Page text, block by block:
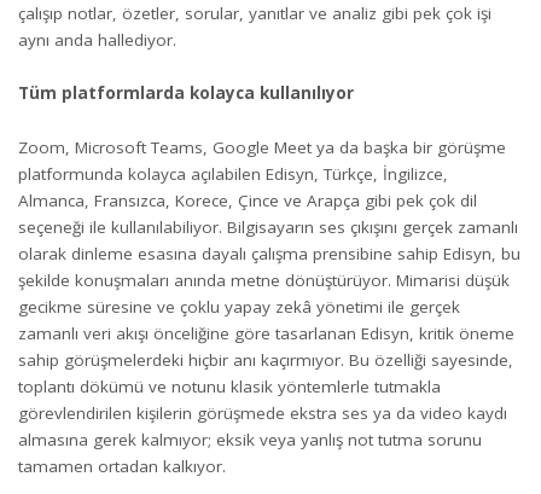
çalışıp notlar, özetler, sorular, yanıtlar ve analiz gibi pek çok işi
aynı anda hallediyor.
Tüm platformlarda kolayca kullanılıyor
Zoom, Microsoft Teams, Google Meet ya da başka bir görüşme
platformunda kolayca açılabilen Edisyn, Türkçe, İngilizce,
Almanca, Fransızca, Korece, Çince ve Arapça gibi pek çok dil
seçeneği ile kullanılabiliyor. Bilgisayarın ses çıkışını gerçek zamanlı
olarak dinleme esasına dayalı çalışma prensibine sahip Edisyn, bu
şekilde konuşmaları anında metne dönüştürüyor. Mimarisi düşük
gecikme süresine ve çoklu yapay zekâ yönetimi ile gerçek
zamanlı veri akışı önceliğine göre tasarlanan Edisyn, kritik öneme
sahip görüşmelerdeki hiçbir anı kaçırmıyor. Bu özelliği sayesinde,
toplantı dökümü ve notunu klasik yöntemlerle tutmakla
görevlendirilen kişilerin görüşmede ekstra ses ya da video kaydı
almasına gerek kalmıyor; eksik veya yanlış not tutma sorunu
tamamen ortadan kalkıyor.